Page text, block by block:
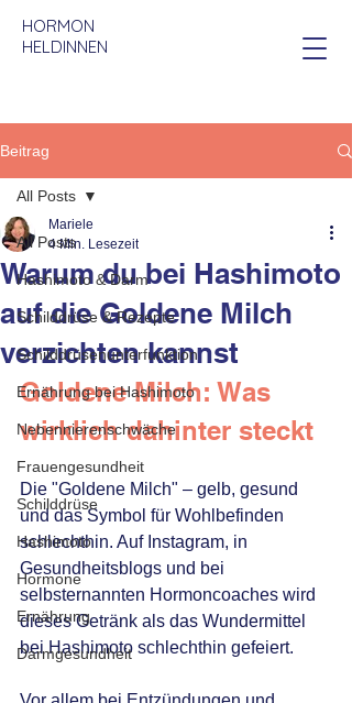
HORMON
HELDINNEN
Beitrag
All Posts
Hashimoto & Darm
Schilddrüse & Rezepte
Schilddrüsenunterfunktion
Ernährung bei Hashimoto
Nebennierenschwäche
Frauengesundheit
Schilddrüse
Hashimoto
Hormone
Ernährung
Darmgesundheit
All Posts
Warum du bei Hashimoto
auf die Goldene Milch
verzichten kannst
Mariele
4 Min. Lesezeit
Goldene Milch: Was
wirklich dahinter steckt
Die "Goldene Milch" – gelb, gesund
und das Symbol für Wohlbefinden
schlechthin. Auf Instagram, in
Gesundheitsblogs und bei
selbsternannten Hormoncoaches wird
dieses Getränk als das Wundermittel
bei Hashimoto schlechthin gefeiert.